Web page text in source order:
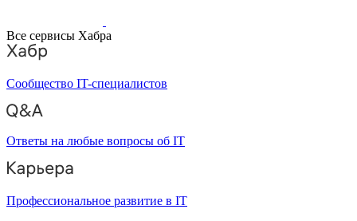
Все сервисы Хабра
Сообщество IT-специалистов
Ответы на любые вопросы об IT
Профессиональное развитие в IT